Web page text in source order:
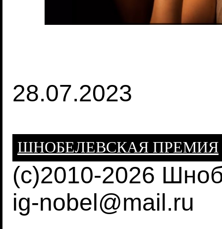
28.07.2023
ШНОБЕЛЕВСКАЯ ПРЕМИЯ
(c)2010-2026
ig-nobel@mail.ru